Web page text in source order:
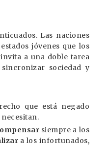
Las naciones
jóvenes que los
a una doble tarea
sociedad y
que está negado
necesitan.
siempre a los
a los infortunados,